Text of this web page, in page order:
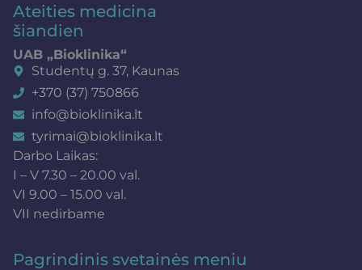
Ateities medicina
šiandien
UAB „Bioklinika“
Studentų g. 37, Kaunas
+370 (37) 750866
info@bioklinika.lt
tyrimai@bioklinika.lt
Darbo Laikas:
I – V 7.30 – 20.00 val.
VI 9.00 – 15.00 val.
VII nedirbame
Pagrindinis svetainės meniu